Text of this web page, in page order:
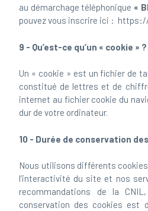
au démarchage téléphonique «
pouvez vous inscrire ici :
9 - Qu’est-ce qu’un « cookie » ?
Un « cookie » est un fichier de
constitué de lettres et de
internet au fichier cookie du
dur de votre ordinateur.
10 - Durée de conservation
Nous utilisons différents
l’interactivité du site et nos
recommandations de la
conservation des cookies est